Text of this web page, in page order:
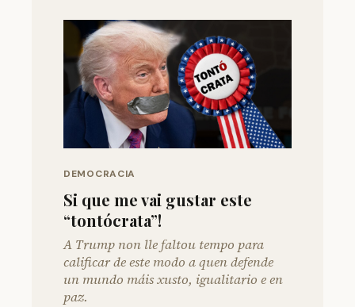
DEMOCRACIA
Si que me vai gustar este
“tontócrata”!
A Trump non lle faltou tempo para
calificar de este modo a quen defende
un mundo máis xusto, igualitario e en
paz.